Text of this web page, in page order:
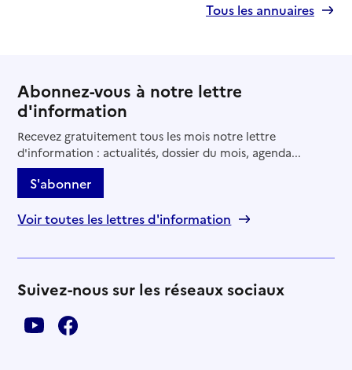
Tous les annuaires
Abonnez-vous à notre lettre
d'information
Recevez gratuitement tous les mois notre lettre
d'information : actualités, dossier du mois, agenda...
S'abonner
Voir toutes les lettres d'information
Suivez-nous sur les réseaux sociaux